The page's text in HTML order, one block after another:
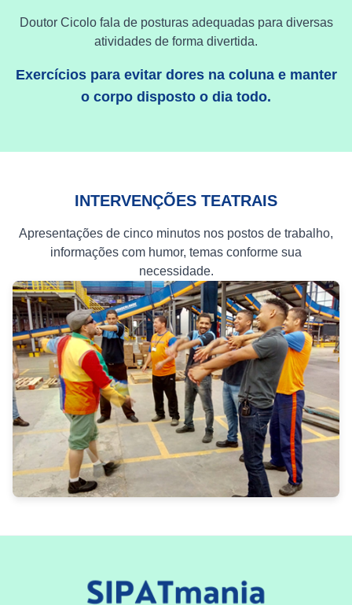
Doutor Cicolo fala de posturas adequadas para diversas
atividades de forma divertida.
Exercícios para evitar dores na coluna e manter
o corpo disposto o dia todo.
INTERVENÇÕES TEATRAIS
Apresentações de cinco minutos nos postos de trabalho,
informações com humor, temas conforme sua
necessidade.